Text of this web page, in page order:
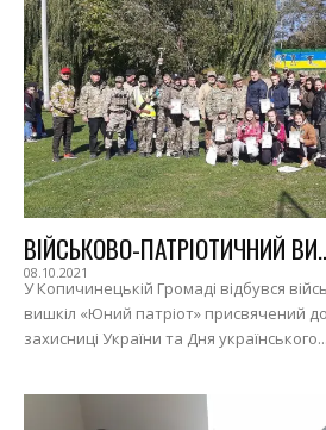
ВІЙСЬКОВО-ПАТРІОТИЧНИЙ
08.10.2021
У Копичинецькій Громаді відбувся
вишкіл «Юний патріот» присвячений
захисниці України та Дня українського...